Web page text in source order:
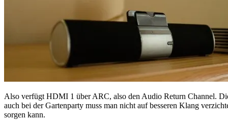
Also verfügt HDMI 1 über ARC, also den Audio Return Channel.
auch bei der Gartenparty muss man nicht auf besseren Klang
sorgen kann.